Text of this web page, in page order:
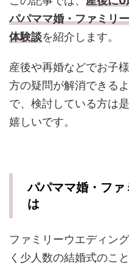
パパママ婚・ファミリ
体験談を紹介します。
産後や再婚などでお子
方の疑問が解消できる
で、検討している方は
嬉しいです。
パパママ婚・ファ
は
ファミリーウエディン
く少人数の結婚式のこ